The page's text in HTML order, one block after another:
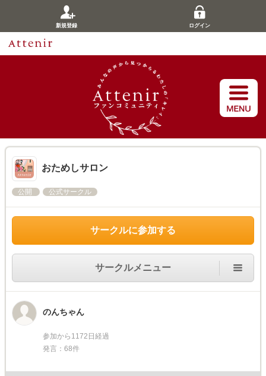
新規登録 ログイン
おためしサロン
公開 公式サークル
サークルに参加する
サークルメニュー
のんちゃん
参加から1172日経過
発言：68件